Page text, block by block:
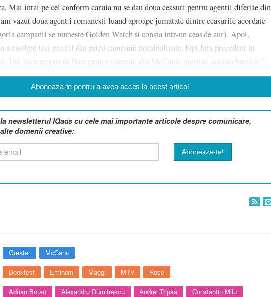
Mai intai pe cel conform caruia nu se dau doua ceasuri pentru agentii diferite din
vazut doua agentii romanesti luand aproape jumatate dintre ceasurile acordate
campanii se numeste Golden Watch si consta intr-un ceas de aur). Apoi,
a castigat trei premii din patru campanii nominalizate, fapt fara precedent in
Imi pare nespus de bine pentru oamenii din McCann, meritau aceasta bucurie."
Aboneaza-te pentru a avea acces la acest articol
newsletterul IQads cu cele mai importante articole despre comunicare,
domenii creative:
Greater McCann
Bookfest Eminem Maggi MTV Rose
Adrian Botan Alexandru Dumitrescu Andrei Tripsa
Constantin Milu